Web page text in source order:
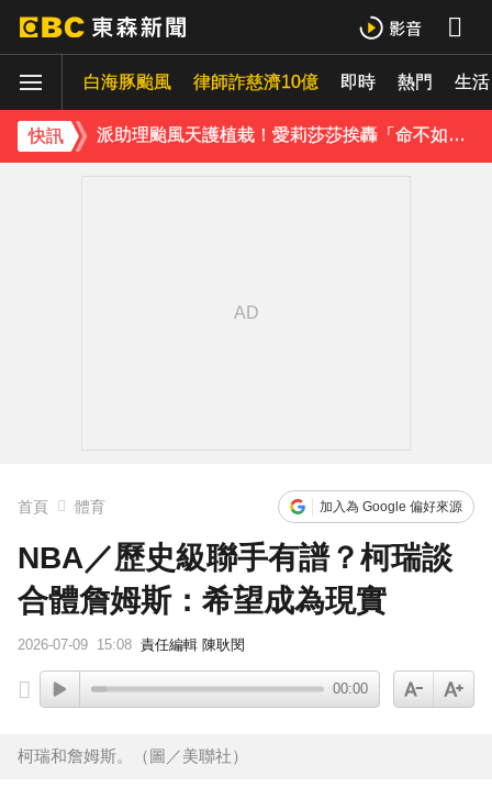
白海豚颱風 律師詐慈濟10億 即時 熱門 生活
快訊
百萬網紅失蹤3年遇害！遭閨密設局赴菲「綁架撕票」千萬贖金救不回
派助理颱風天護植栽！愛莉莎莎挨轟「命不如植物」反擊：不會被吹出去
首頁 體育 加入為 Google 偏好來源
NBA／歷史級聯手有譜？柯瑞談
合體詹姆斯：希望成為現實
2026-07-09 15:08 責任編輯 陳耿閔
00:00
柯瑞和詹姆斯。（圖／美聯社）